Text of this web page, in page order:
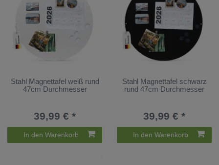
Stahl Magnettafel weiß rund
47cm Durchmesser
39,99 € *
In den Warenkorb
Stahl Magnettafel schwarz
rund 47cm Durchmesser
39,99 € *
In den Warenkorb